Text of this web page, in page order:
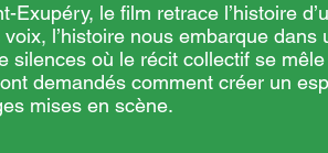
Exupéry, le film retrace l’histoire
voix, l’histoire nous embarque
silences où le récit collectif se
demandés comment créer un
mises en scène.